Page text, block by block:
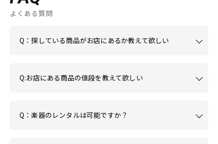
よくある質問
Q：探している商品がお店にあるか教えて欲しい
Q:お店にある商品の値段を教えて欲しい
Q：楽器のレンタルは可能ですか？